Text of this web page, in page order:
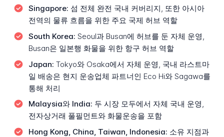
Singapore: 섬 전체 완전 국내 커버리지, 또한 아시아
전역의 물류 흐름을 위한 주요 국제 허브 역할
South Korea: Seoul과 Busan에 허브를 둔 자체 운영,
Busan은 일본행 화물을 위한 항구 허브 역할
Japan: Tokyo와 Osaka에서 자체 운영, 국내 라스트마
일 배송은 현지 운송업체 파트너인 Eco Hi와 Sagawa를
통해 처리
Malaysia와 India: 두 시장 모두에서 자체 국내 운영,
전자상거래 풀필먼트와 화물운송을 포함
Hong Kong, China, Taiwan, Indonesia: 소유 지점과